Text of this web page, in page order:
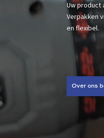
Uw product
Verpakken
en flexibel.
Over ons